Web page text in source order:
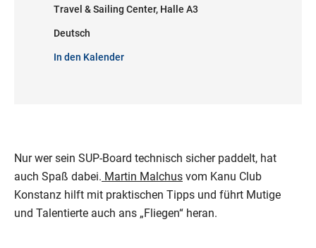
Travel & Sailing Center, Halle A3
Deutsch
In den Kalender
Nur wer sein SUP-Board technisch sicher paddelt, hat
auch Spaß dabei. Martin Malchus vom Kanu Club
Konstanz hilft mit praktischen Tipps und führt Mutige
und Talentierte auch ans „Fliegen“ heran.